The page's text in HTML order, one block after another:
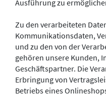
Ausführung zu
Zu den verarbeiteten
Kommunikationsdaten,
und zu den von der
gehören unsere Kunden,
Geschäftspartner. Die
Erbringung von
Betriebs eines